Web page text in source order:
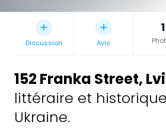
Discussion Avis
1
152 Franka Street,
littéraire et
Ukraine.